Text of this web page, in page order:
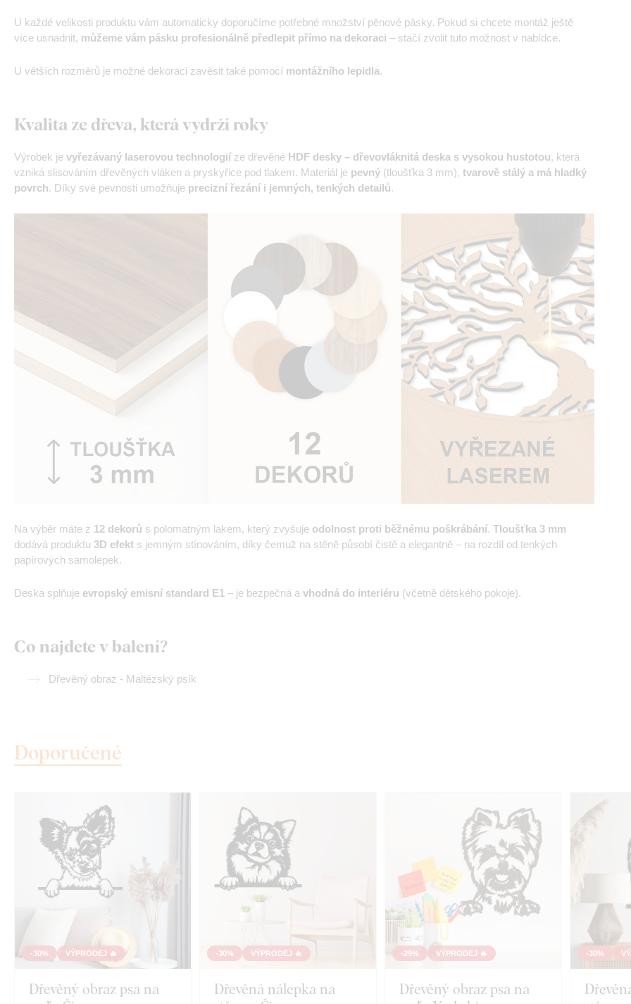
U každé velikosti produktu vám automaticky doporučíme potřebné množství pěnové pásky. Pokud si chcete montáž ještě
více usnadnit, můžeme vám pásku profesionálně předlepit přímo na dekoraci – stačí zvolit tuto možnost v nabídce.
U větších rozměrů je možné dekoraci zavěsit také pomocí montážního lepidla.
Kvalita ze dřeva, která vydrží roky
Výrobek je vyřezávaný laserovou technologií ze dřevěné HDF desky – dřevovláknitá deska s vysokou hustotou, která
vzniká slisováním dřevěných vláken a pryskyřice pod tlakem. Materiál je pevný (tloušťka 3 mm), tvarově stálý a má hladký
povrch. Díky své pevnosti umožňuje precizní řezání i jemných, tenkých detailů.
Na výběr máte z 12 dekorů s polomatným lakem, který zvyšuje odolnost proti běžnému poškrábání. Tloušťka 3 mm
dodává produktu 3D efekt s jemným stínováním, díky čemuž na stěně působí čistě a elegantně – na rozdíl od tenkých
papírových samolepek.
Deska splňuje evropský emisní standard E1 – je bezpečná a vhodná do interiéru (včetně dětského pokoje).
Co najdete v balení?
Dřevěný obraz - Maltézský psík
Doporučené
-30% VÝPRODEJ 🔥
Dřevěný obraz psa na
-30% VÝPRODEJ 🔥
Dřevěná nálepka na
-29% VÝPRODEJ 🔥
Dřevěný obraz psa na
-30%